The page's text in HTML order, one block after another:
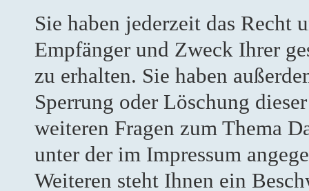
Sie haben jederzeit das
Empfänger und Zweck Ihrer
zu erhalten. Sie haben
Sperrung oder Löschung
weiteren Fragen zum Thema
unter der im Impressum
Weiteren steht Ihnen ein